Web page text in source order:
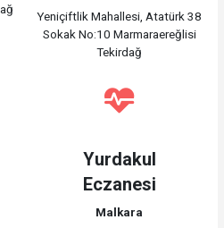
Yeniçiftlik Mahallesi, Atatürk 38
Sokak No:10 Marmaraereğlisi
Tekirdağ
Yurdakul
Eczanesi
Malkara